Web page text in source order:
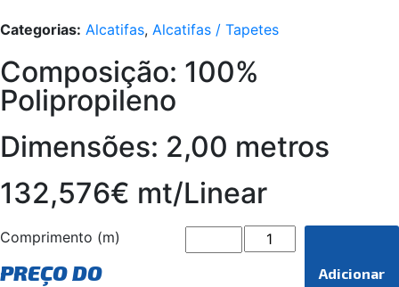
Categorias: Alcatifas, Alcatifas / Tapetes
Composição: 100%
Polipropileno
Dimensões: 2,00 metros
132,576€ mt/Linear
Comprimento (m)
PREÇO DO
Adicionar